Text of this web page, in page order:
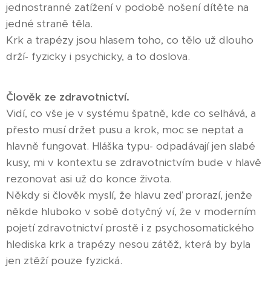
jednostranné zatížení v podobě nošení dítěte na
jedné straně těla.
Krk a trapézy jsou hlasem toho, co tělo už dlouho
drží- fyzicky i psychicky, a to doslova.
Člověk ze zdravotnictví.
Vidí, co vše je v systému špatně, kde co selhává, a
přesto musí držet pusu a krok, moc se neptat a
hlavně fungovat. Hláška typu- odpadávají jen slabé
kusy, mi v kontextu se zdravotnictvím bude v hlavě
rezonovat asi už do konce života.
Někdy si člověk myslí, že hlavu zeď prorazí, jenže
někde hluboko v sobě dotyčný ví, že v moderním
pojetí zdravotnictví prostě i z psychosomatického
hlediska krk a trapézy nesou zátěž, která by byla
jen ztěží pouze fyzická.